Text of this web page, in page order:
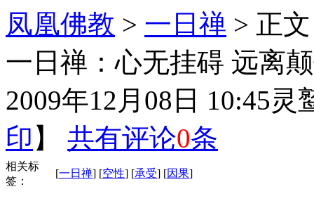
凤凰佛教 > 一日禅 > 正文
一日禅：心无挂碍 远离
2009年12月08日 10:45灵
印 】 共有评论0条
相关标
签：
[一日禅] [空性] [承受] [因果]